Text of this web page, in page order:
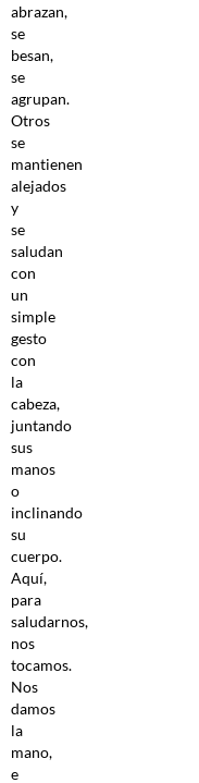
abrazan,
se
besan,
se
agrupan.
Otros
se
mantienen
alejados
y
se
saludan
con
un
simple
gesto
con
la
cabeza,
juntando
sus
manos
o
inclinando
su
cuerpo.
Aquí,
para
saludarnos,
nos
tocamos.
Nos
damos
la
mano,
e